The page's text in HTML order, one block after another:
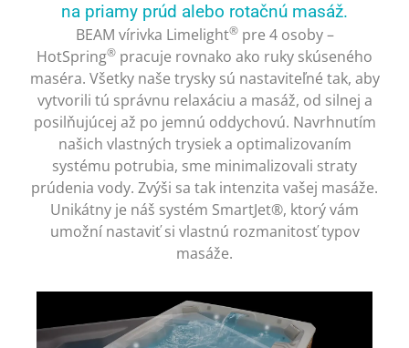
na priamy prúd alebo rotačnú masáž.
BEAM vírivka Limelight®pre 4 osoby –
HotSpring® pracuje rovnako ako ruky skúseného
maséra. Všetky naše trysky sú nastaviteľné tak, aby
vytvorili tú správnu relaxáciu a masáž, od silnej a
posilňujúcej až po jemnú oddychovú. Navrhnutím
našich vlastných trysiek a optimalizovaním
systému potrubia, sme minimalizovali straty
prúdenia vody. Zvýši sa tak intenzita vašej masáže.
Unikátny je náš systém SmartJet®, ktorý vám
umožní nastaviť si vlastnú rozmanitosť typov
masáže.